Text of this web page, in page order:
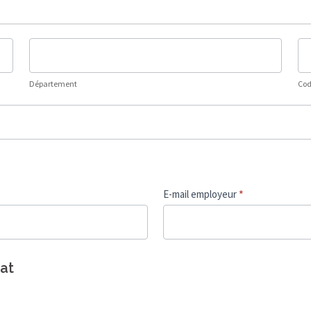
Département
E-mail employeur *